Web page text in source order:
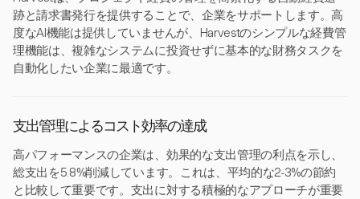
跡と請求書発行を提供することで、企業をサポートします。高
度なAI機能は提供していませんが、Harvestのシンプルな経費管
理機能は、複雑なシステムに投資せずに基本的な財務タスクを
自動化したい企業に最適です。
支出管理によるコスト効率の達成
高パフォーマンスの企業は、効果的な支出管理の利点を示し、
総支出を5.8%削減しています。これは、平均的な2-3%の節約
と比較して重要です。支出に対する積極的なアプローチが重要